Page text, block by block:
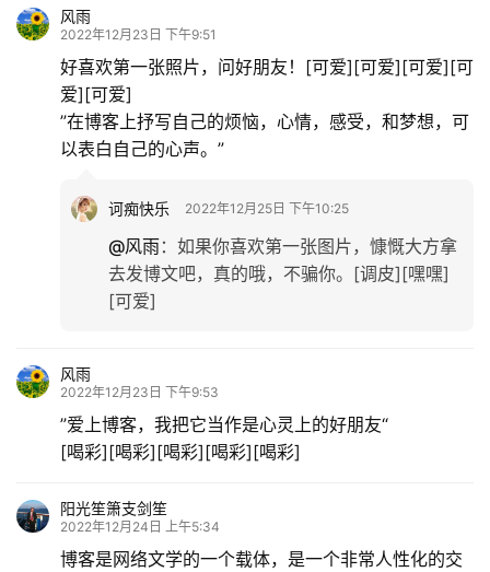
风雨
2022年12月23日 下午9:51
好喜欢第一张照片，问好朋友！[可爱][可爱][可爱][可
爱][可爱]
”在博客上抒写自己的烦恼，心情，感受，和梦想，可
以表白自己的心声。”
诃痴快乐 2022年12月25日 下午10:25
@风雨： 如果你喜欢第一张图片，慷慨大方拿
去发博文吧，真的哦，不骗你。[调皮][嘿嘿]
[可爱]
风雨
2022年12月23日 下午9:53
”爱上博客，我把它当作是心灵上的好朋友“
[喝彩][喝彩][喝彩][喝彩][喝彩]
阳光笙箫支剑笙
2022年12月24日 上午5:34
博客是网络文学的一个载体，是一个非常人性化的交